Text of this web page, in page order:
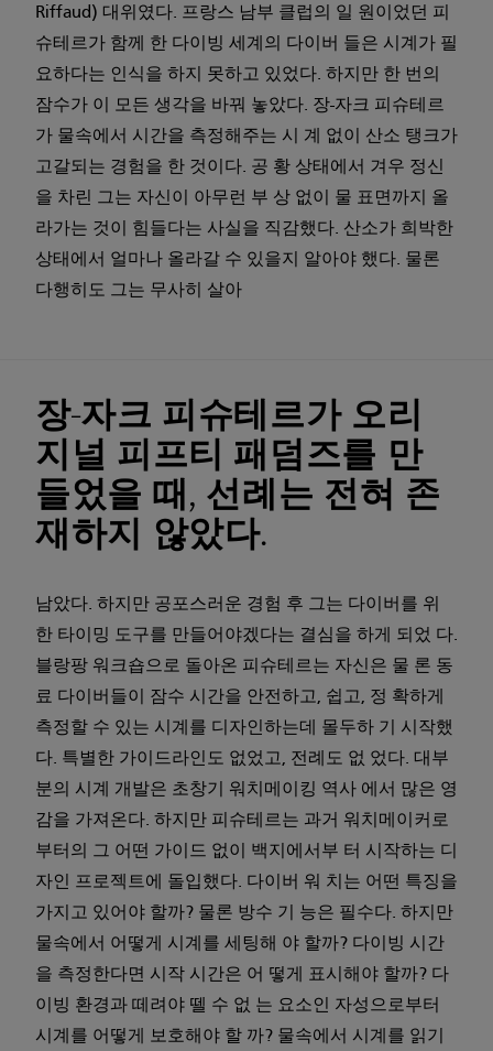
Riffaud) 대위였다. 프랑스 남부 클럽의 일 원이었던 피
슈테르가 함께 한 다이빙 세계의 다이버 들은 시계가 필
요하다는 인식을 하지 못하고 있었다. 하지만 한 번의
잠수가 이 모든 생각을 바꿔 놓았다. 장-자크 피슈테르
가 물속에서 시간을 측정해주는 시 계 없이 산소 탱크가
고갈되는 경험을 한 것이다. 공 황 상태에서 겨우 정신
을 차린 그는 자신이 아무런 부 상 없이 물 표면까지 올
라가는 것이 힘들다는 사실을 직감했다. 산소가 희박한
상태에서 얼마나 올라갈 수 있을지 알아야 했다. 물론
다행히도 그는 무사히 살아
장-자크 피슈테르가 오리
지널 피프티 패덤즈를 만
들었을 때, 선례는 전혀 존
재하지 않았다.
남았다. 하지만 공포스러운 경험 후 그는 다이버를 위
한 타이밍 도구를 만들어야겠다는 결심을 하게 되었 다.
블랑팡 워크숍으로 돌아온 피슈테르는 자신은 물 론 동
료 다이버들이 잠수 시간을 안전하고, 쉽고, 정 확하게
측정할 수 있는 시계를 디자인하는데 몰두하 기 시작했
다. 특별한 가이드라인도 없었고, 전례도 없 었다. 대부
분의 시계 개발은 초창기 워치메이킹 역사 에서 많은 영
감을 가져온다. 하지만 피슈테르는 과거 워치메이커로
부터의 그 어떤 가이드 없이 백지에서부 터 시작하는 디
자인 프로젝트에 돌입했다. 다이버 워 치는 어떤 특징을
가지고 있어야 할까? 물론 방수 기 능은 필수다. 하지만
물속에서 어떻게 시계를 세팅해 야 할까? 다이빙 시간
을 측정한다면 시작 시간은 어 떻게 표시해야 할까? 다
이빙 환경과 떼려야 뗄 수 없 는 요소인 자성으로부터
시계를 어떻게 보호해야 할 까? 물속에서 시계를 읽기